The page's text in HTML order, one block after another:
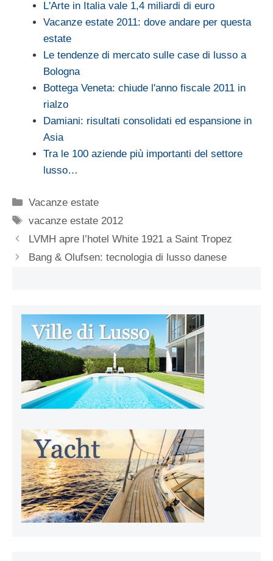
L'Arte in Italia vale 1,4 miliardi di euro
Vacanze estate 2011: dove andare per questa
estate
Le tendenze di mercato sulle case di lusso a
Bologna
Bottega Veneta: chiude l'anno fiscale 2011 in
rialzo
Damiani: risultati consolidati ed espansione in
Asia
Tra le 100 aziende più importanti del settore
lusso…
Categorie
Vacanze estate
Tag
vacanze estate 2012
LVMH apre l’hotel White 1921 a Saint Tropez
Bang & Olufsen: tecnologia di lusso danese